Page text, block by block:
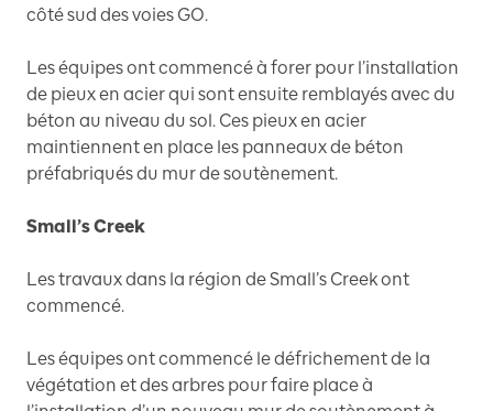
côté sud des voies GO.
Les équipes ont commencé à forer pour l’installation
de pieux en acier qui sont ensuite remblayés avec du
béton au niveau du sol. Ces pieux en acier
maintiennent en place les panneaux de béton
préfabriqués du mur de soutènement.
Small’s Creek
Les travaux dans la région de Small’s Creek ont ​​
commencé.
Les équipes ont commencé le défrichement de la
végétation et des arbres pour faire place à